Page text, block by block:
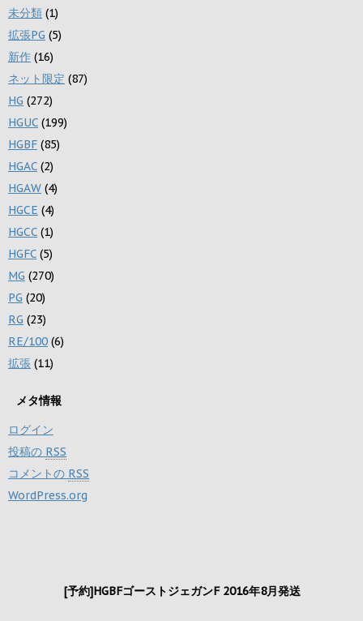
未分類 (1)
拡張PG (5)
新作 (16)
ネット限定 (87)
HG (272)
HGUC (199)
HGBF (85)
HGAC (2)
HGAW (4)
HGCE (4)
HGCC (1)
HGFC (5)
MG (270)
PG (20)
RG (23)
RE/100 (6)
拡張 (11)
メタ情報
ログイン
投稿の RSS
コメントの RSS
WordPress.org
[予約]HGBFゴーストジェガンF 2016年8月発送